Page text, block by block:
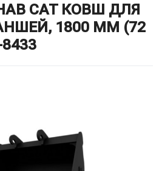
CAT КОВШ ДЛЯ
1800 ММ (72